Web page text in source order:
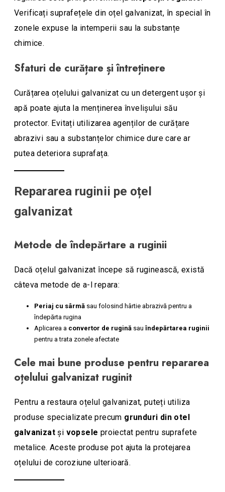
Verificați suprafețele din oțel galvanizat, în special în
zonele expuse la intemperii sau la substanțe
chimice.
Sfaturi de curățare și întreținere
Curățarea oțelului galvanizat cu un detergent ușor și
apă poate ajuta la menținerea învelișului său
protector. Evitați utilizarea agenților de curățare
abrazivi sau a substanțelor chimice dure care ar
putea deteriora suprafața.
Repararea ruginii pe oțel
galvanizat
Metode de îndepărtare a ruginii
Dacă oțelul galvanizat începe să ruginească, există
câteva metode de a-l repara:
Periaj cu sârmă sau folosind hârtie abrazivă pentru a
îndepărta rugina
Aplicarea a convertor de rugină sauîndepărtarea ruginii
pentru a trata zonele afectate
Cele mai bune produse pentru repararea
oțelului galvanizat ruginit
Pentru a restaura oțelul galvanizat, puteți utiliza
produse specializate precum grunduri din otel
galvanizat şi vopsele proiectat pentru suprafete
metalice. Aceste produse pot ajuta la protejarea
oțelului de coroziune ulterioară.